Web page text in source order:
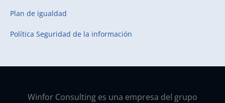
Plan de igualdad
Política Seguridad de la información
Winfor Consulting es una empresa del grupo